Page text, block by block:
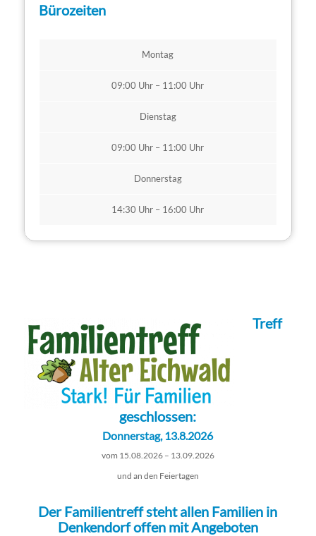
Bürozeiten
Montag
09:00 Uhr – 11:00 Uhr
Dienstag
09:00 Uhr – 11:00 Uhr
Donnerstag
14:30 Uhr – 16:00 Uhr
Treff
geschlossen:
Donnerstag, 13.8.2026
vom 15.08.2026 – 13.09.2026
und an den Feiertagen
Der Familientreff steht allen Familien in
Denkendorf offen mit Angeboten